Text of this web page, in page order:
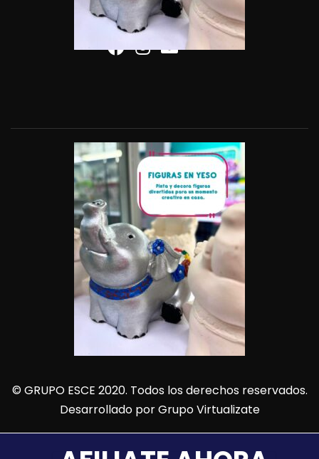
© GRUPO ESCE 2020. Todos los derechos reservados.
Desarrollado porGrupo Virtualizate